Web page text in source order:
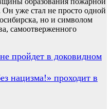
уже стал не просто одной
но и символом
самоотверженного
пройдет в доковидном
нацизма!» проходит в